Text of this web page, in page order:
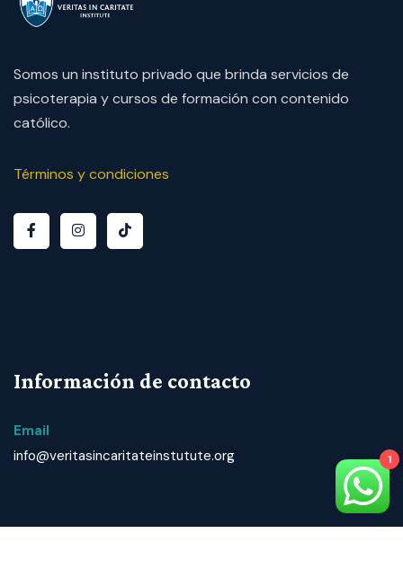
Somos un instituto privado que brinda servicios de
psicoterapia y cursos de formación con contenido
católico.
Términos y condiciones
Información de contacto
Email
info@veritasincaritateinstutute.org
1